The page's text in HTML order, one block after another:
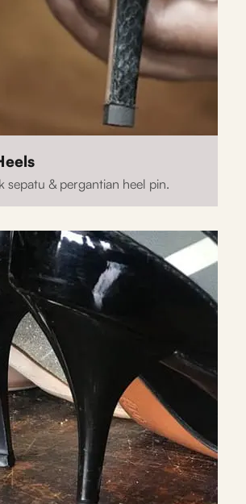
sepatu & pergantian heel pin.